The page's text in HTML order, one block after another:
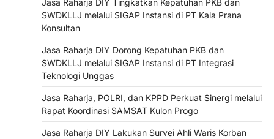
SWDKLLJ melalui SIGAP Instansi di PT Kala Prana
Konsultan
Jasa Raharja DIY Dorong Kepatuhan PKB dan
SWDKLLJ melalui SIGAP Instansi di PT Integrasi
Teknologi Unggas
Jasa Raharja, POLRI, dan KPPD Perkuat Sinergi melalui
Rapat Koordinasi SAMSAT Kulon Progo
Jasa Raharja DIY Lakukan Survei Ahli Waris Korban